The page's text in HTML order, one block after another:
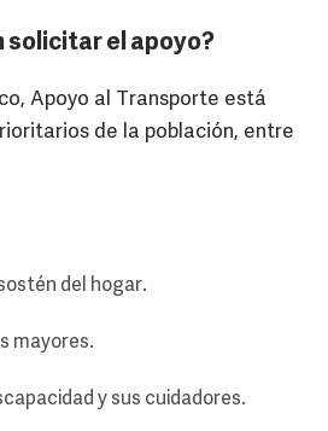
solicitar el apoyo?
Apoyo al Transporte está
de la población, entre
del hogar.
mayores.
y sus cuidadores.